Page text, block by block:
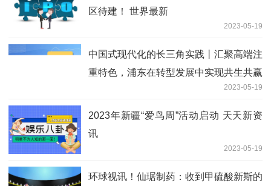
区待建！ 世界最新
2023-05-19
中国式现代化的长三角实践丨汇聚高端注
重特色，浦东在转型发展中实现共生共赢
2023-05-19
2023年新疆“爱鸟周”活动启动 天天新资
讯
2023-05-19
环球视讯！仙琚制药：收到甲硫酸新斯的